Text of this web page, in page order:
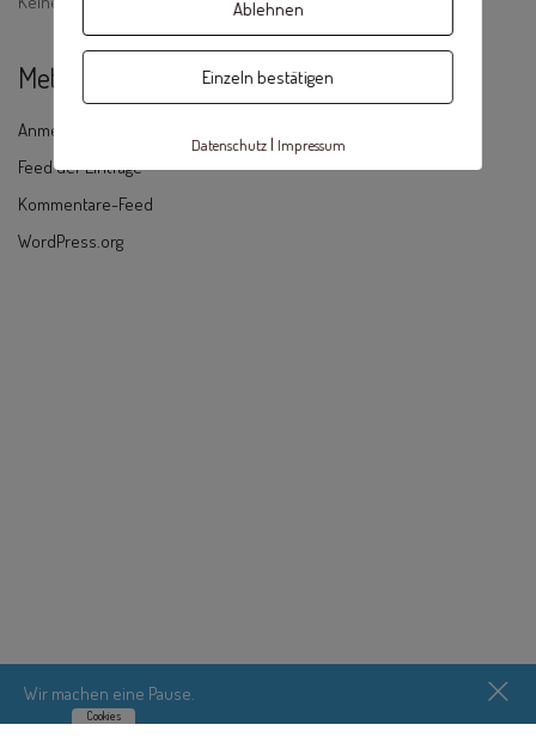
Meta
Anmelden
Feed der Einträge
Kommentare-Feed
WordPress.org
Wir machen eine Pause.
Cookies
Ablehnen
Einzeln bestätigen
Datenschutz| Impressum